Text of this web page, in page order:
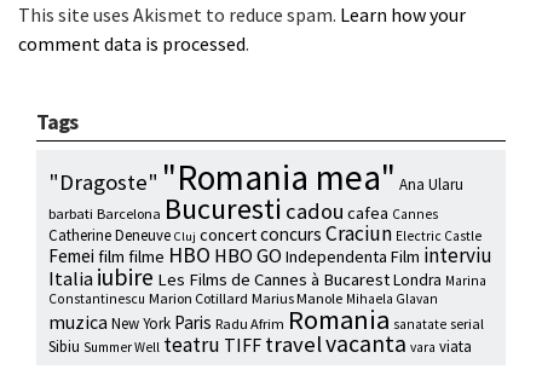
This site uses Akismet to reduce spam. Learn how your
comment data is processed.
Tags
"Dragoste" "Romania mea" Ana Ularu
barbati Barcelona Bucuresti cadou cafea Cannes
Catherine Deneuve Cluj concertconcurs Craciun Electric Castle
Femei film filme HBO HBO GO Independenta Film interviu
Italiaiubire Les Films de Cannes à BucarestLondra Marina
Constantinescu Marion Cotillard Marius Manole Mihaela Glavan
muzica New York Paris Radu Afrim Romania sanatate serial
Sibiu Summer Well teatru TIFF travelvacanta vara viata